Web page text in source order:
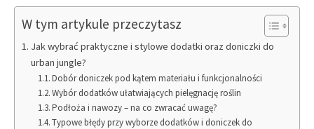
W tym artykule przeczytasz
Jak wybrać praktyczne i stylowe dodatki oraz doniczki do
urban jungle?
Dobór doniczek pod kątem materiału i funkcjonalności
Wybór dodatków ułatwiających pielęgnację roślin
Podłoża i nawozy – na co zwracać uwagę?
Typowe błędy przy wyborze dodatków i doniczek do